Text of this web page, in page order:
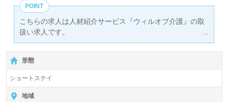
POINT
こちらの求人は人材紹介サービス『ウィルオブ介護』の取
扱い求人です。
詳細に関してお気軽にご相談ください♪
【無料】で皆さんの転職活動をサポートいたします。
形態
ショートステイ
地域